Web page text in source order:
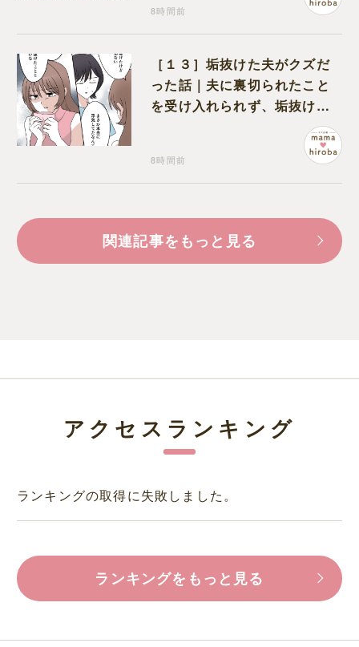
8時間前
［１３］垢抜けた夫がクズだ
った話｜夫に裏切られたこと
を受け入れられず、垢抜けた
ことが関係しているのかと嘆
8時間前
関連記事をもっと見る
アクセスランキング
ランキングの取得に失敗しました。
ランキングをもっと見る